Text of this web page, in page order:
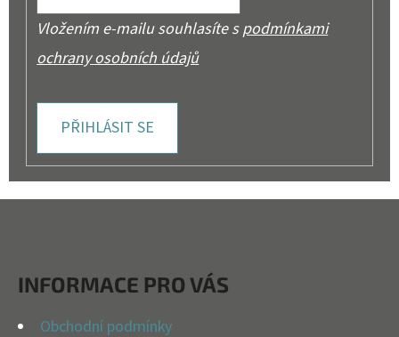
Vložením e-mailu souhlasíte spodmínkami
ochrany osobních údajů
PŘIHLÁSIT SE
INFORMACE PRO VÁS
Obchodní podmínky